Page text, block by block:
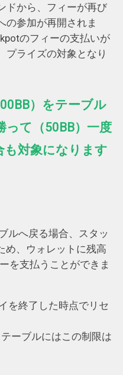
ドから、フィーが再び
の参加が再開されま
のフィーの支払いが
プライズの対象となり
）をテーブル
って（50BB）一度
も対象になります
ルへ戻る場合、スタッ
め、ウォレットに残高
を支払うことができま
を終了した時点でリセ
ーブルにはこの制限は